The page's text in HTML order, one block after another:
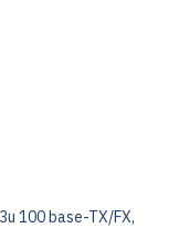
100 base-TX/FX,